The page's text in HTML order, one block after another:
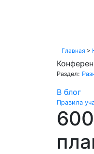
Главная >
Раздел:
В блог
Правила